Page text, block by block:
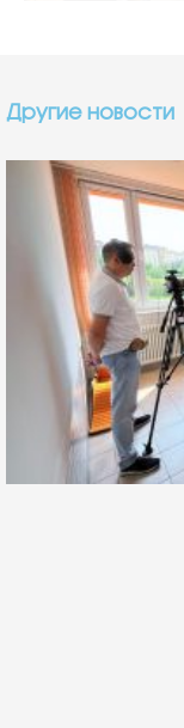
Другие новости